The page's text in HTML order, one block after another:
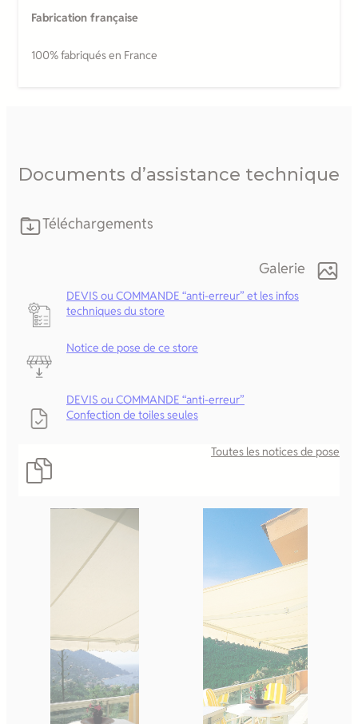
Fabrication française
100% fabriqués en France
Documents d’assistance technique
Téléchargements
Galerie
DEVIS ou COMMANDE “anti-erreur” et les infos
techniques du store
Notice de pose de ce store
DEVIS ou COMMANDE “anti-erreur”
Confection de toiles seules
Toutes les notices de pose